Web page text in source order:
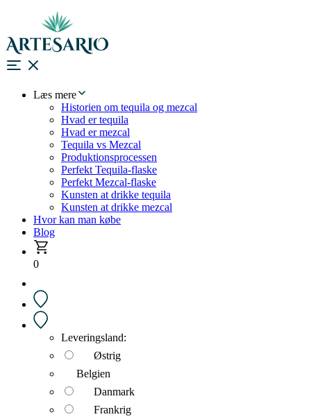
Læs mere
Historien om tequila og mezcal
Hvad er tequila
Hvad er mezcal
Tequila vs Mezcal
Produktionsprocessen
Perfekt Tequila-flaske
Perfekt Mezcal-flaske
Kunsten at drikke tequila
Kunsten at drikke mezcal
Hvor kan man købe
Blog
0
Leveringsland:
Østrig
Belgien
Danmark
Frankrig